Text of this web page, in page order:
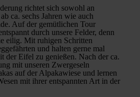
richtet sich sowohl an
ca. sechs Jahren wie auch
Auf der gemütlichen Tour
durch unsere Felder, denn
eilig. Mit ruhigen Schritten
und halten gerne mal
der Eifel zu genießen. Nach der ca.
mit unseren Zwergeseln
auf der Alpakawiese und lernen
mit ihrer entspannten Art in der